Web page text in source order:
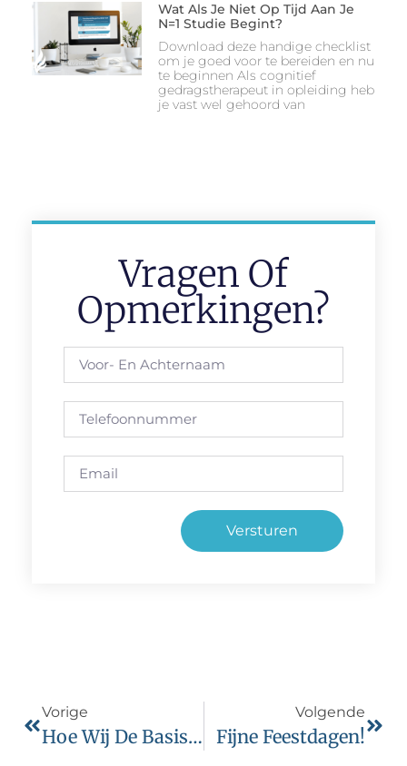
Wat Als Je Niet Op Tijd Aan Je
N=1 Studie Begint?
Download deze handige checklist
om je goed voor te bereiden en nu
te beginnen Als cognitief
gedragstherapeut in opleiding heb
je vast wel gehoord van
Vragen Of
Opmerkingen?
Versturen
Vorige
Hoe Wij De Basiscursus Cognitieve Gedragstherapie Voorbereiden En Verbeteren
Volgende
Fijne Feestdagen!